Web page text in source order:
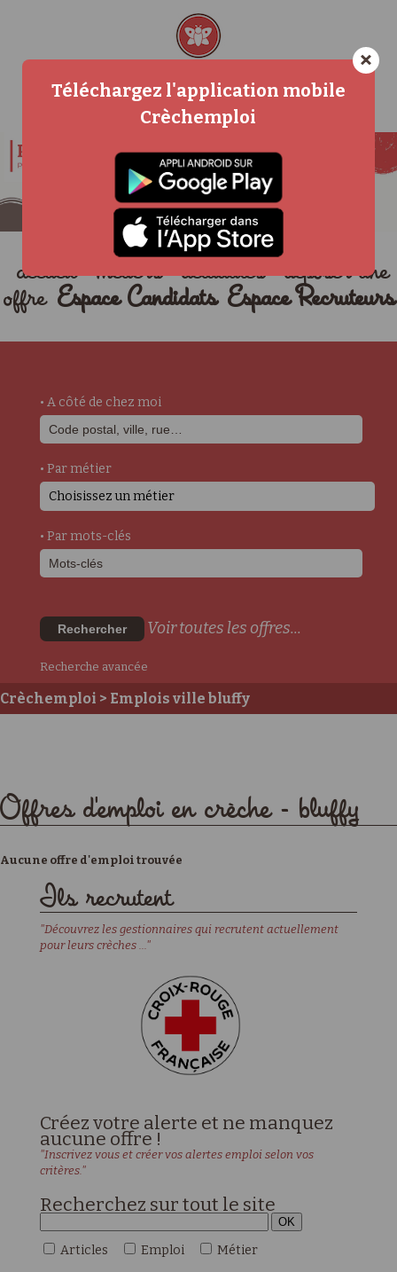
accueil métiers actualités
déposer une
offre Espace Candidats Espace Recruteurs
• A côté de chez moi
• Par métier
Choisissez un métier
• Par mots-clés
Rechercher Voir toutes les offres...
Recherche avancée
Crèchemploi > Emplois ville bluffy
Offres d'emploi en crèche - bluffy
Aucune offre d'emploi trouvée
Ils recrutent
"Découvrez les gestionnaires qui recrutent actuellement
pour leurs crèches ..."
Créez votre alerte et ne manquez
aucune offre !
"Inscrivez vous et créer vos alertes emploi selon vos
critères."
Recherchez sur tout le site
Articles Emploi Métier
×
Téléchargez l'application mobile
Crèchemploi